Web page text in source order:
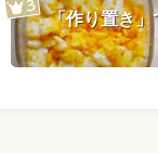
「作り置き」